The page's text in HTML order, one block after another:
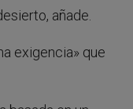
añade.
exigencia» que